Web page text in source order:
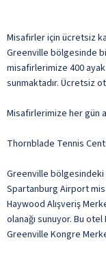
Misafirler için ücretsiz
Greenville bölgesinde
misafirlerimize 400
sunmaktadır. Ücretsiz
Misafirlerimize her gün
Thornblade Tennis
Greenville
Spartanburg Airport
Haywood Alışveriş
olanağı sunuyor. Bu
Greenville Kongre